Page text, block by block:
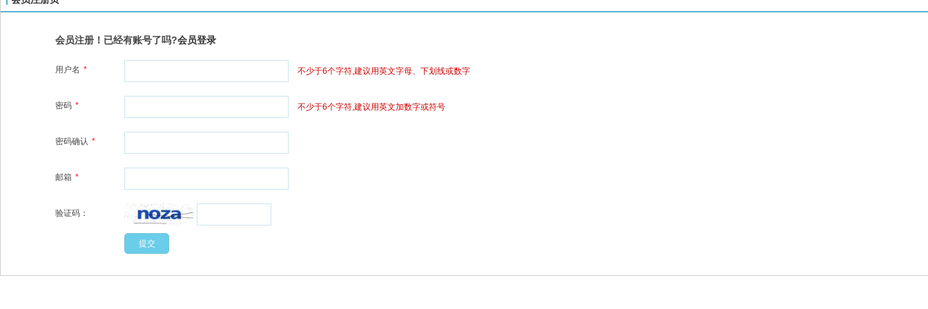
会员注册！已经有账号了吗?会员登录
用户名 * 不少于6个字符,建议用英文字母、下划线或数字
密码 * 不少于6个字符,建议用英文加数字或符号
密码确认 *
邮箱 *
验证码：